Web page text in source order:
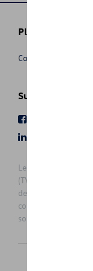
Plus
Conditions de vente
Suivez nous
Les prix affichés sur
(TVAc), hors
de vente actuel et
contacter votre
sont sujets à des